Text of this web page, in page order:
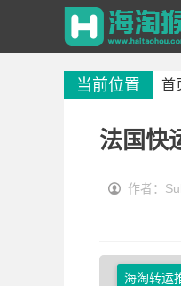
当前位置 首
法国快
作者：
海淘转运